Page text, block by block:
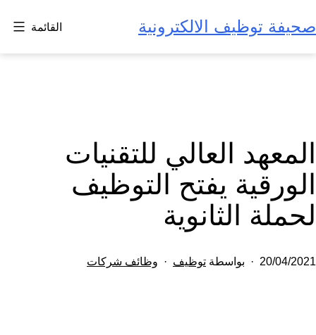
إلى
المحتوى
صحيفة توظيف الالكترونية القائمة
المعهد العالي للتقنيات
الورقية يفتح التوظيف
لحملة الثانوية
تم
20/04/2021 بواسطة توظيف
مصنف
وظائف شركات